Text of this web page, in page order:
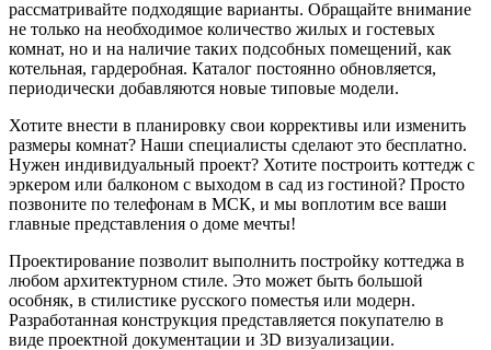
рассматривайте подходящие варианты. Обращайте внимание
не только на необходимое количество жилых и гостевых
комнат, но и на наличие таких подсобных помещений, как
котельная, гардеробная. Каталог постоянно обновляется,
периодически добавляются новые типовые модели.
Хотите внести в планировку свои коррективы или изменить
размеры комнат? Наши специалисты сделают это бесплатно.
Нужен индивидуальный проект? Хотите построить коттедж с
эркером или балконом с выходом в сад из гостиной? Просто
позвоните по телефонам в МСК, и мы воплотим все ваши
главные представления о доме мечты!
Проектирование позволит выполнить постройку коттеджа в
любом архитектурном стиле. Это может быть большой
особняк, в стилистике русского поместья или модерн.
Разработанная конструкция представляется покупателю в
виде проектной документации и 3D визуализации.